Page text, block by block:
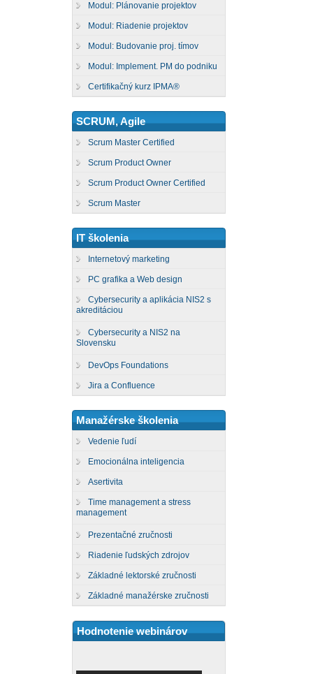
Modul: Plánovanie projektov
Modul: Riadenie projektov
Modul: Budovanie proj. tímov
Modul: Implement. PM do podniku
Certifikačný kurz IPMA®
SCRUM, Agile
Scrum Master Certified
Scrum Product Owner
Scrum Product Owner Certified
Scrum Master
IT školenia
Internetový marketing
PC grafika a Web design
Cybersecurity a aplikácia NIS2 s
akreditáciou
Cybersecurity a NIS2 na
Slovensku
DevOps Foundations
Jira a Confluence
Manažérske školenia
Vedenie ľudí
Emocionálna inteligencia
Asertivita
Time management a stress
management
Prezentačné zručnosti
Riadenie ľudských zdrojov
Základné lektorské zručnosti
Základné manažérske zručnosti
Hodnotenie webinárov